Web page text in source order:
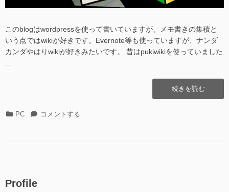
このblogはwordpressを使って書いていますが、メモ書きの集積と
いう点ではwikiが好きです。Evernote等も使っていますが、ナンダ
カンダやはりwikiが好きみたいです。 昔はpukiwikiを使っていました
“dokuwiki
の
続きを読む
カ PC
dokuwiki
コメントする
Profile